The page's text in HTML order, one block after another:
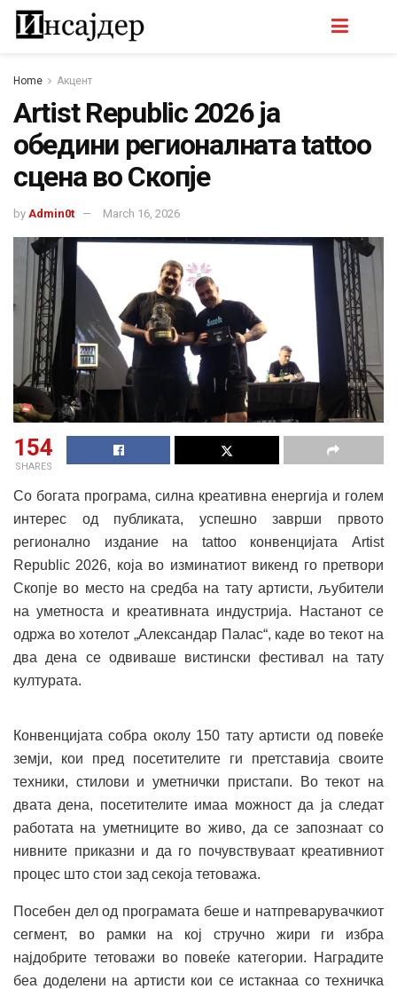
Home Акцент
Artist Republic 2026 ја
обедини регионалната tattoo
сцена во Скопје
by Admin0t March 16, 2026
154
SHARES
Со богата програма, силна креативна енергија и голем
интерес од публиката, успешно заврши првото
регионално издание на tattoo конвенцијата Artist
Republic 2026, која во изминатиот викенд го претвори
Скопје во место на средба на тату артисти, љубители
на уметноста и креативната индустрија. Настанот се
одржа во хотелот „Александар Палас“, каде во текот на
два дена се одвиваше вистински фестивал на тату
културата.
Конвенцијата собра околу 150 тату артисти од повеќе
земји, кои пред посетителите ги претставија своите
техники, стилови и уметнички пристапи. Во текот на
двата дена, посетителите имаа можност да ја следат
работата на уметниците во живо, да се запознаат со
нивните приказни и да го почувствуваат креативниот
процес што стои зад секоја тетоважа.
Посебен дел од програмата беше и натпреварувачкиот
сегмент, во рамки на кој стручно жири ги избра
најдобрите тетоважи во повеќе категории. Наградите
беа доделени на артисти кои се истакнаа со техничка